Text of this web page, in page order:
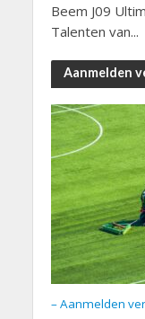
Beem J09
Talenten van...
Aanmelden
– Aanmelden